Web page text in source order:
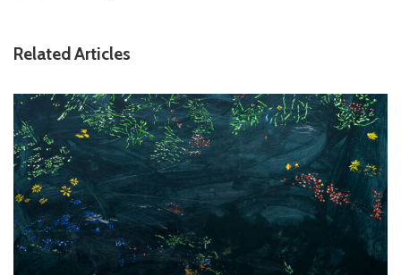
Related Articles